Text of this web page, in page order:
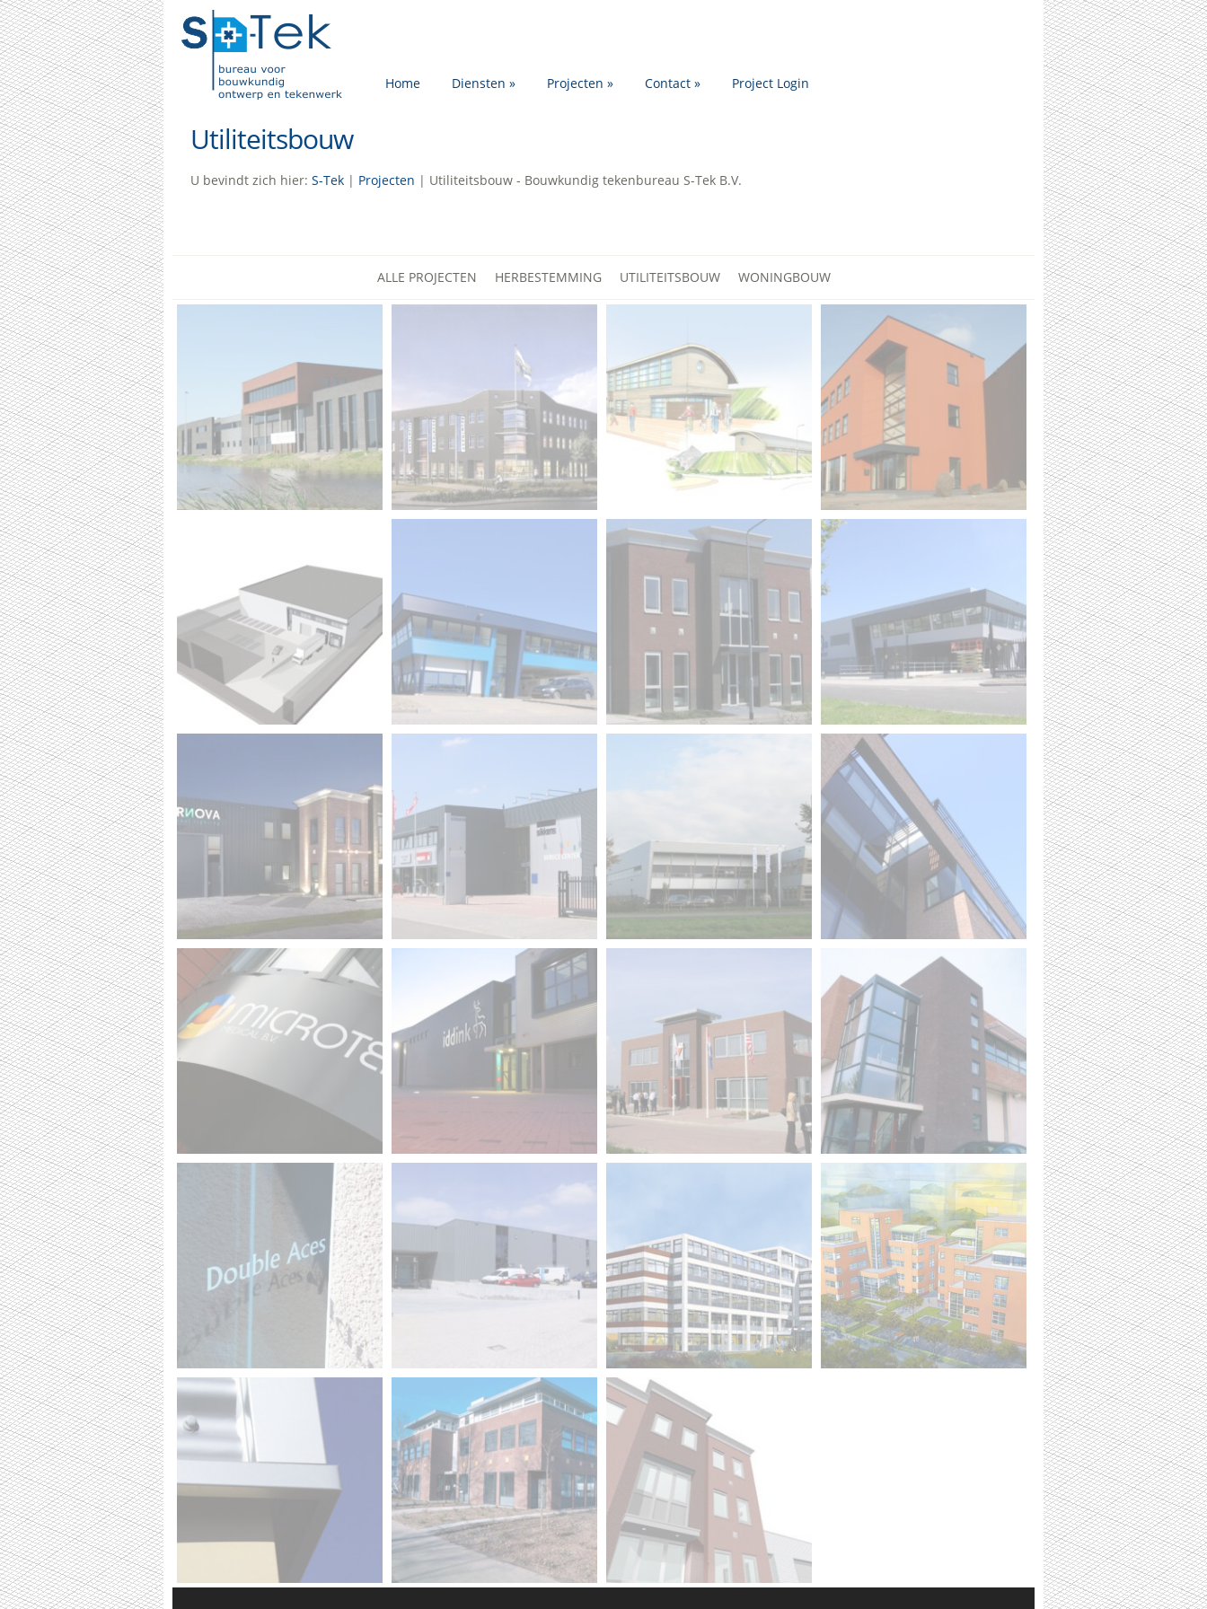
Home Diensten » Projecten » Contact » Project Login
Utiliteitsbouw
U bevindt zich hier: S-Tek | Projecten | Utiliteitsbouw - Bouwkundig tekenbureau S-Tek B.V.
ALLE PROJECTEN HERBESTEMMING UTILITEITSBOUW WONINGBOUW